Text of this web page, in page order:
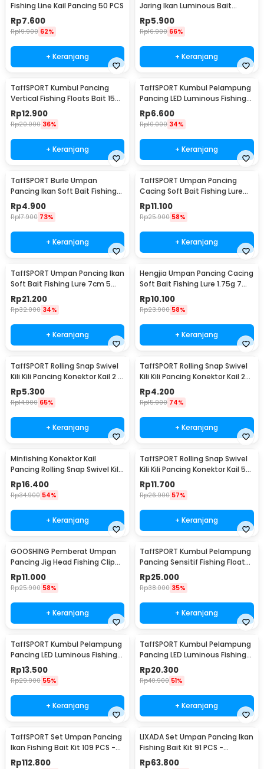
Fishing Line Kail Pancing 50 PCS
Rp7.600
Rp19.900 62%
+ Keranjang
Jaring Ikan Luminous Bait
Fishing Lure 95 cm - 10118
Rp5.900
Rp16.900 66%
+ Keranjang
TaffSPORT Kumbul Pancing
Vertical Fishing Floats Bait 15
PCS - P0015
Rp12.900
Rp20.000 36%
+ Keranjang
TaffSPORT Kumbul Pelampung
Pancing LED Luminous Fishing
Float 2 PCS - NT-02
Rp6.600
Rp10.000 34%
+ Keranjang
TaffSPORT Burle Umpan
Pancing Ikan Soft Bait Fishing
Lure 7cm 10PCS - L72
Rp4.900
Rp17.900 73%
+ Keranjang
TaffSPORT Umpan Pancing
Cacing Soft Bait Fishing Lure
1.75g 7 PCS
Rp11.100
Rp25.900 58%
+ Keranjang
TaffSPORT Umpan Pancing Ikan
Soft Bait Fishing Lure 7cm 5
PCS - TY-BA58
Rp21.200
Rp32.000 34%
+ Keranjang
Hengjia Umpan Pancing Cacing
Soft Bait Fishing Lure 1.75g 7
PCS
Rp10.100
Rp23.900 58%
+ Keranjang
TaffSPORT Rolling Snap Swivel
Kili Kili Pancing Konektor Kail 2 8
PCS - S20
Rp5.300
Rp14.900 65%
+ Keranjang
TaffSPORT Rolling Snap Swivel
Kili Kili Pancing Konektor Kail 2
10 PCS - S20
Rp4.200
Rp15.900 74%
+ Keranjang
Minfishing Konektor Kail
Pancing Rolling Snap Swivel Kili
100 PCS 6# - YH12
Rp16.400
Rp34.900 54%
+ Keranjang
TaffSPORT Rolling Snap Swivel
Kili Kili Pancing Konektor Kail 50
PCS Size 12 - MRH10
Rp11.700
Rp26.900 57%
+ Keranjang
GOOSHING Pemberat Umpan
Pancing Jig Head Fishing Clip
0.2-2g 106 PCS
Rp11.000
Rp25.900 58%
+ Keranjang
TaffSPORT Kumbul Pelampung
Pancing Sensitif Fishing Float
10 PCS - P016
Rp25.000
Rp38.000 35%
+ Keranjang
TaffSPORT Kumbul Pelampung
Pancing LED Luminous Fishing
Float 1 PCS - YD03
Rp13.500
Rp29.900 55%
+ Keranjang
TaffSPORT Kumbul Pelampung
Pancing LED Luminous Fishing
Float 1 PCS - DS-10
Rp20.300
Rp40.900 51%
+ Keranjang
TaffSPORT Set Umpan Pancing
Ikan Fishing Bait Kit 109 PCS -
DWS250-A
Rp112.800
LIXADA Set Umpan Pancing Ikan
Fishing Bait Kit 91 PCS -
DWS250-B
Rp63.800